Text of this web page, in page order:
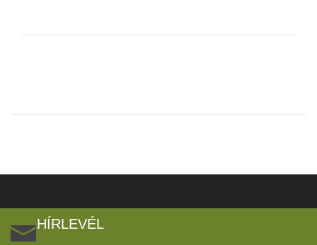
HÍRLEVÉL